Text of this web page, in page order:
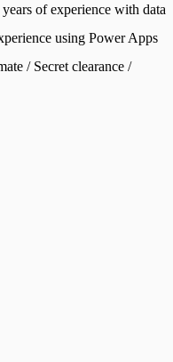
of experience with data
using Power Apps
/ Secret clearance /